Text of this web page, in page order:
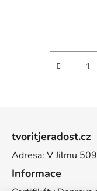
tvoritjeradost.cz
Adresa: V Jilmu
Informace